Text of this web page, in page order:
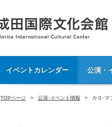
イベントカレンダー 公演・
TOPページ 公演･イベント情報 カヨ･マ